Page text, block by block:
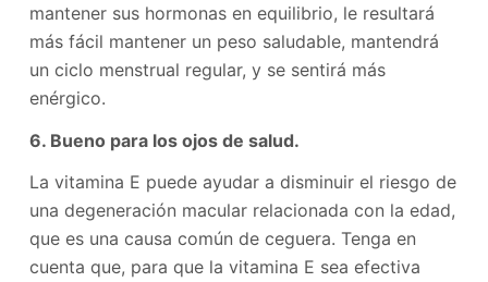
mantener sus hormonas en equilibrio, le resultará
más fácil mantener un peso saludable, mantendrá
un ciclo menstrual regular, y se sentirá más
enérgico.
6. Bueno para los ojos de salud.
La vitamina E puede ayudar a disminuir el riesgo de
una degeneración macular relacionada con la edad,
que es una causa común de ceguera. Tenga en
cuenta que, para que la vitamina E sea efectiva